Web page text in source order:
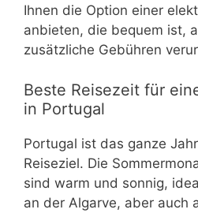
Ihnen die Option einer
anbieten, die bequem ist,
zusätzliche Gebühren
Beste Reisezeit für
in Portugal
Portugal ist das ganze
Reiseziel. Die
sind warm und sonnig,
an der Algarve, aber auch